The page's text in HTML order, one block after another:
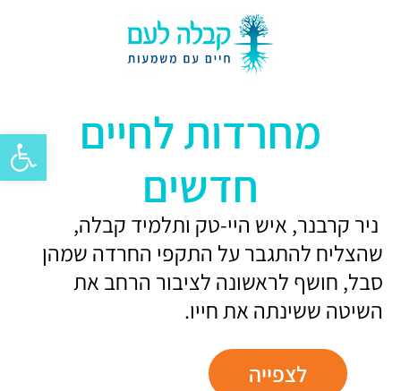
פתח
מחרדות לחיים
חדשים
ניר קרבנר, איש היי-טק ותלמיד קבלה,
שהצליח להתגבר על התקפי החרדה שמהן
סבל, חושף לראשונה לציבור הרחב את
השיטה ששינתה את חייו.
לצפייה